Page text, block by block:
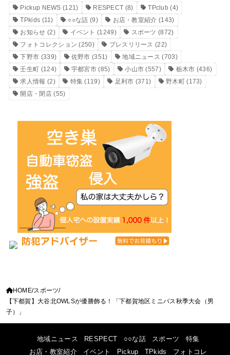
Pickup NEWS (121) RESPECT (8) TPclub (4)
TPkids (11) ○○な話 (9) お店・教室紹介 (143)
お知らせ (2) イベント (1249) スポーツ (872)
フォトコレクション (250) プレスリリース (22)
下野市 (339) 佐野市 (351) 地域ニュース (703)
壬生町 (124) 宇都宮市 (85) 小山市 (557) 栃木市 (436)
求人情報 (2) 特集 (119) 足利市 (371) 野木町(173)
開店・閉店(55)
HOME スポーツ
【下都賀】大谷北OWLSが優勝飾る！「下都賀地区ミニバス秋季大会（男
子）」
地域ニュース RESPECT ○○な話 スポーツ
特集
お店・教室紹介
イベント Pickup TPkids フォトコレ